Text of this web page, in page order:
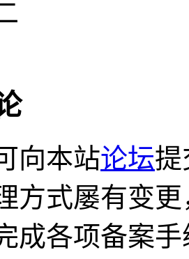
向本站论坛提
方式屡有变
成各项备案